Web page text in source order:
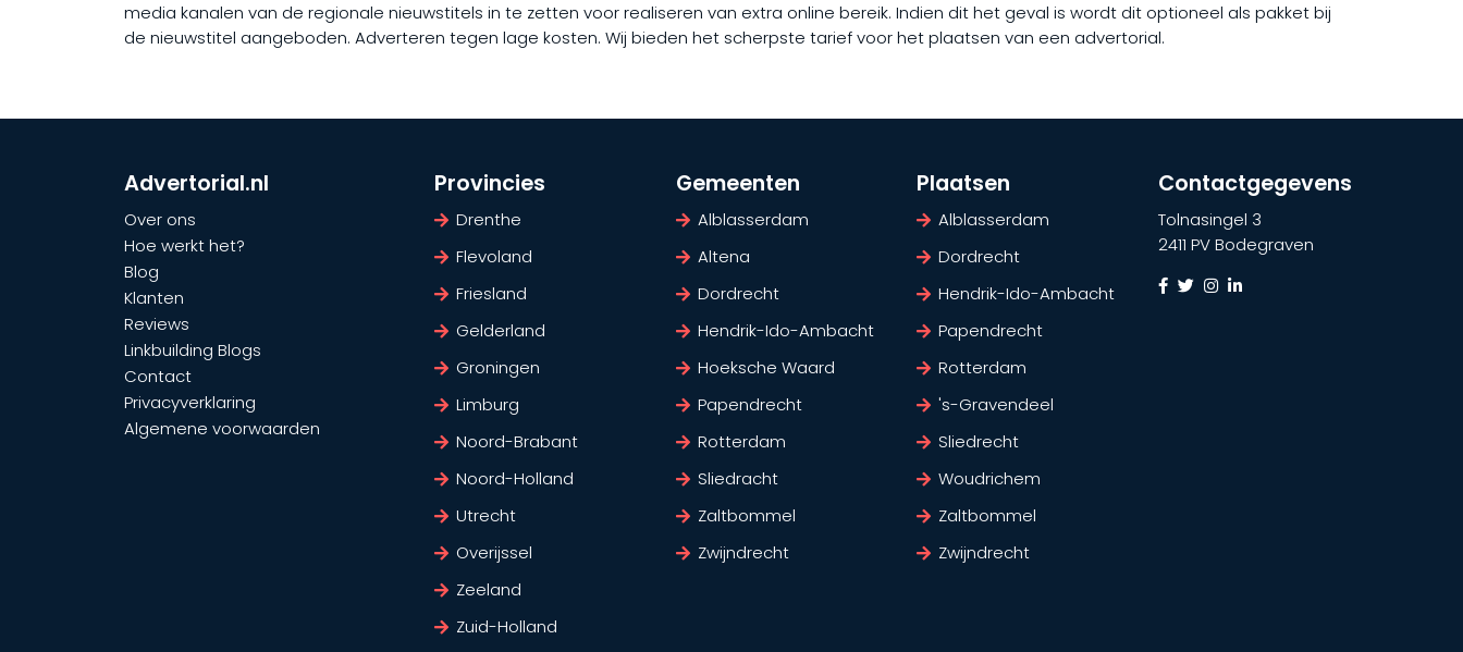
media kanalen van de regionale nieuwstitels in te zetten voor realiseren van extra online bereik. Indien dit het geval is wordt dit optioneel als pakket bij
de nieuwstitel aangeboden. Adverteren tegen lage kosten. Wij bieden het scherpste tarief voor het plaatsen van een advertorial.
Advertorial.nl
Over ons
Hoe werkt het?
Blog
Klanten
Reviews
Linkbuilding Blogs
Contact
Privacyverklaring
Algemene voorwaarden
Provincies
Drenthe
Flevoland
Friesland
Gelderland
Groningen
Limburg
Noord-Brabant
Noord-Holland
Utrecht
Overijssel
Zeeland
Zuid-Holland
Gemeenten
Alblasserdam
Altena
Dordrecht
Hendrik-Ido-Ambacht
Hoeksche Waard
Papendrecht
Rotterdam
Sliedracht
Zaltbommel
Zwijndrecht
Plaatsen
Alblasserdam
Dordrecht
Hendrik-Ido-Ambacht
Papendrecht
Rotterdam
's-Gravendeel
Sliedrecht
Woudrichem
Zaltbommel
Zwijndrecht
Contactgegevens
Tolnasingel 3
2411 PV Bodegraven